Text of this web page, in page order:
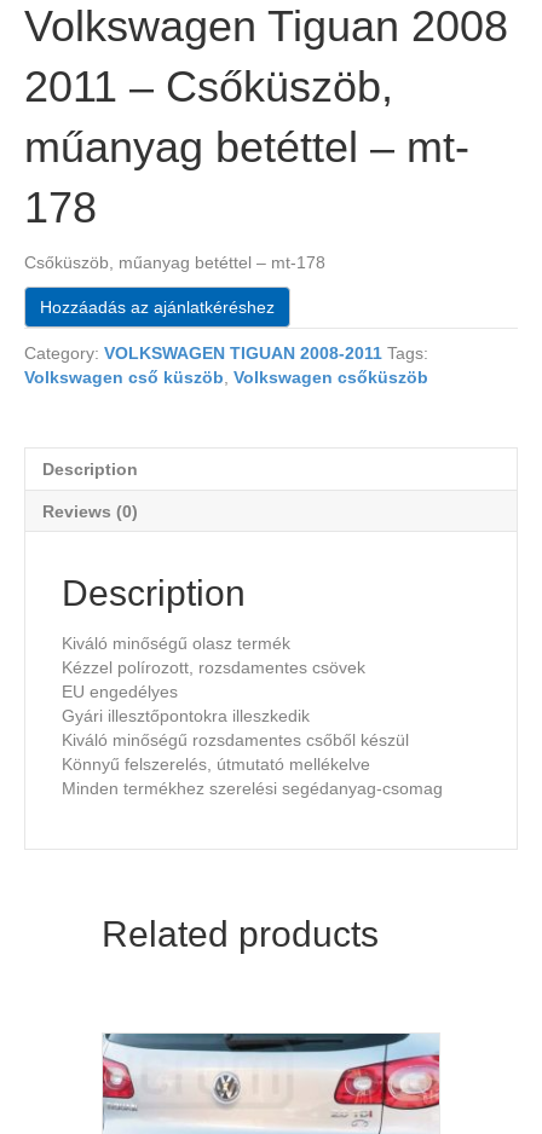
Volkswagen Tiguan 2008
2011 – Csőküszöb,
műanyag betéttel – mt-
178
Csőküszöb, műanyag betéttel – mt-178
Hozzáadás az ajánlatkéréshez
Category: VOLKSWAGEN TIGUAN 2008-2011 Tags:
Volkswagen cső küszöb, Volkswagen csőküszöb
Description
Reviews (0)
Description
Kiváló minőségű olasz termék
Kézzel polírozott, rozsdamentes csövek
EU engedélyes
Gyári illesztőpontokra illeszkedik
Kiváló minőségű rozsdamentes csőből készül
Könnyű felszerelés, útmutató mellékelve
Minden termékhez szerelési segédanyag-csomag
Related products